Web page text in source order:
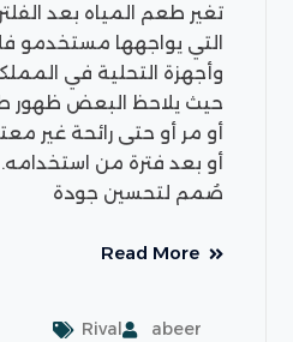
تغير طعم المياه بعد
التي يواجهها مستخدمو
وأجهزة التحلية في
حيث يلاحظ البعض ظهور
أو مر أو حتى رائحة غير
أو بعد فترة من استخدامه.
صُمم لتحسين جودة
Read More
abeer
Rival